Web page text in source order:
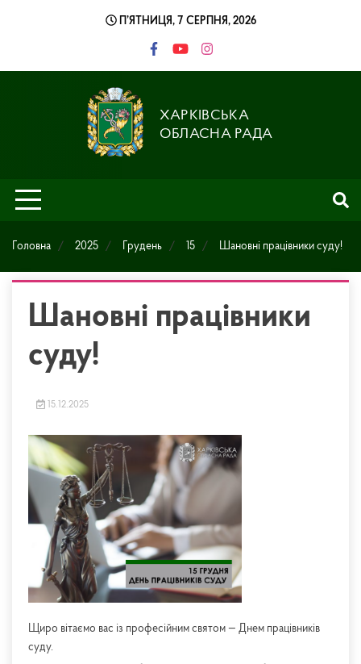
П’ЯТНИЦЯ, 7 СЕРПНЯ, 2026
ХАРКІВСЬКА
ОБЛАСНА РАДА
Головна 2025 Грудень 15 Шановні працівники суду!
Шановні працівники
суду!
15.12.2025
Щиро вітаємо вас із професійним святом — Днем працівників
суду.